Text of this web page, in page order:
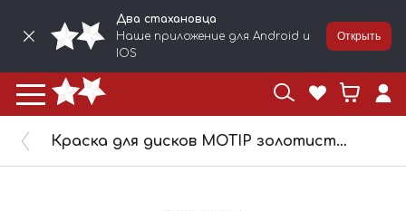
Два стахановца
Наше приложение для Android и
IOS
Открыть
Краска для дисков MOTIP золотистая 500мл аэрозоль 4008